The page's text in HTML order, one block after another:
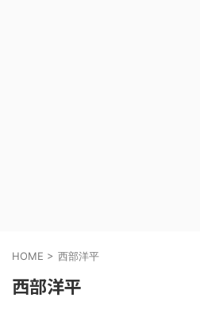
HOME > 西部洋平
西部洋平